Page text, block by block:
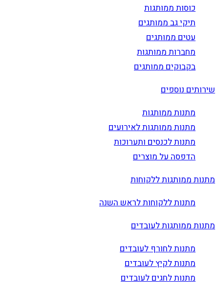
כוסות ממותגות
תיקי גב ממותגים
עטים ממותגים
מחברות ממותגות
בקבוקים ממותגים
שירותים נוספים
מתנות ממותגות
מתנות ממותגות לאירועים
מתנות לכנסים ותערוכות
הדפסה על מוצרים
מתנות ממותגות ללקוחות
מתנות ללקוחות לראש השנה
מתנות ממותגות לעובדים
מתנות לחורף לעובדים
מתנות לקיץ לעובדים
מתנות לחגים לעובדים